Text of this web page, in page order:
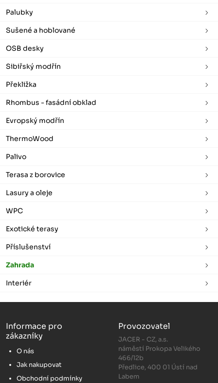
Palubky
Sušené a hoblované
OSB desky
Sibiřský modřín
Překližka
Rhombus - fasádní obklad
Evropský modřín
ThermoWood
Palivo
Terasa z borovice
Lasury a oleje
WPC
Exotické terasy
Příslušenství
Zahrada
Interiér
Informace pro
zákazníky
O nás
Jak nakupovat
Obchodní podmínky
Provozovatel
JACER - CZ, a.s.
náměstí Prokopa Velikého
466/12b
Předlice, 400 01 Ústí nad
Labem